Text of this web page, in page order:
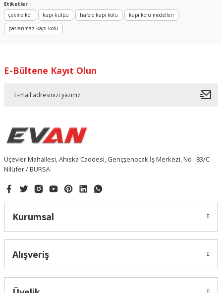
Etiketler :
çekme kol
kapı kulpu hafele kapı kolu
kapı kolu modelleri
paslanmaz kapı kolu
E-Bültene Kayıt Olun
Üçevler Mahallesi, Ahıska Caddesi, Gençşenocak İş Merkezi, No : 83/C
Nilüfer / BURSA
Kurumsal
Alışveriş